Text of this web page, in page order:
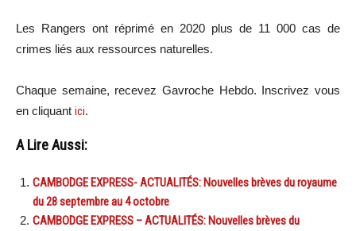
Les Rangers ont réprimé en 2020 plus de 11 000 cas de
crimes liés aux ressources naturelles.
Chaque semaine, recevez Gavroche Hebdo. Inscrivez vous
en cliquant ici.
A Lire Aussi:
CAMBODGE EXPRESS- ACTUALITÉS: Nouvelles brèves du royaume
du 28 septembre au 4 octobre
CAMBODGE EXPRESS – ACTUALITÉS: Nouvelles brèves du